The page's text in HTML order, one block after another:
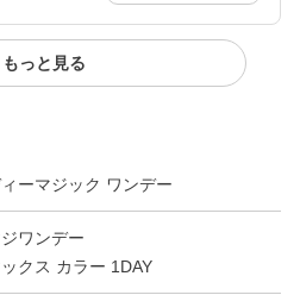
もっと見る
ーマジック ワンデー
ワンデー
クス カラー 1DAY